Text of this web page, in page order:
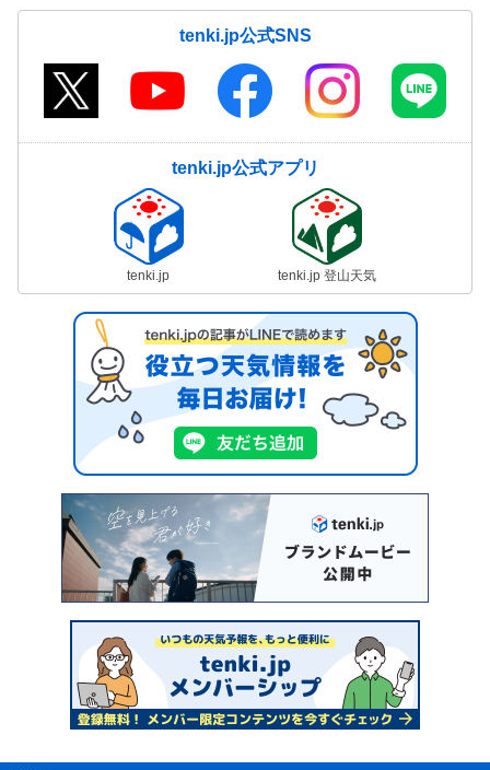
tenki.jp公式SNS
tenki.jp公式アプリ
tenki.jp tenki.jp 登山天気